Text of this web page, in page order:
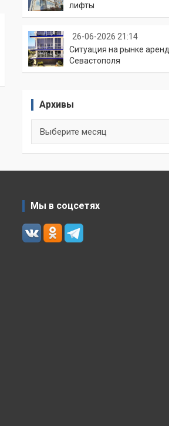
лифты
26-06-2026 21:14
Ситуация на рынке
Севастополя
Архивы
Мы в соцсетях